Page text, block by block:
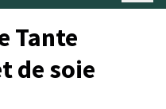
Tante
de soie